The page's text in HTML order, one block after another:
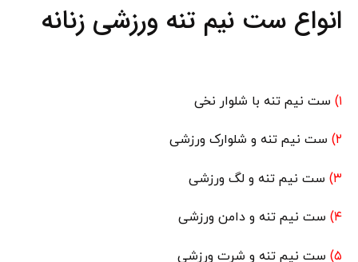
انواع ست نیم تنه ورزشی زنانه
۱) ست نیم تنه با شلوار نخی
۲) ست نیم تنه و شلوارک ورزشی
۳) ست نیم تنه و لگ ورزشی
۴) ست نیم تنه و دامن ورزشی
۵) ست نیم تنه و شرت ورزشی